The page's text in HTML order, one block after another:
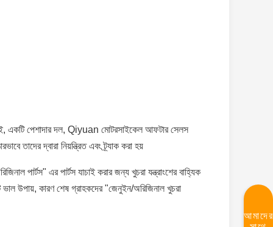
আমাদের
তাই, একটি পেশাদার দল, Qiyuan মোটরসাইকেল আফটার সেলস
তাদের দ্বারা নিয়ন্ত্রিত এবং ট্র্যাক করা হয়
পার্টস" এর পার্টস যাচাই করার জন্য খুচরা যন্ত্রাংশের বাহ্যিক
ভাল উপায়, কারণ শেষ গ্রাহকদের "জেনুইন/অরিজিনাল খুচরা